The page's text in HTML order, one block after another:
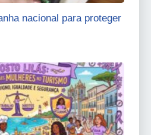
nacional para proteger